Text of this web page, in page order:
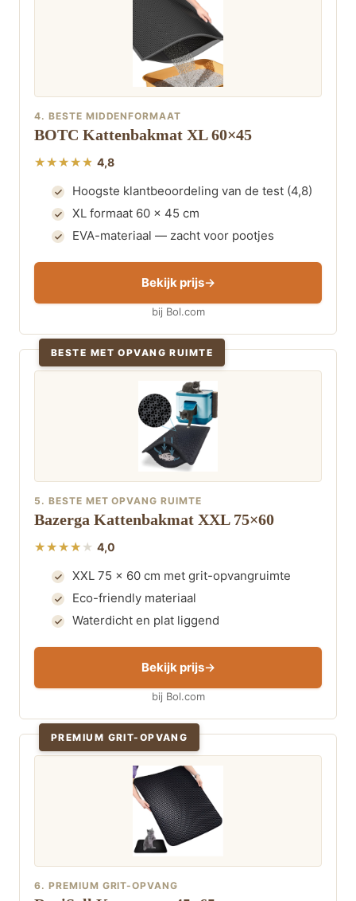
4. BESTE MIDDENFORMAAT
BOTC Kattenbakmat XL 60×45
4,8
Hoogste klantbeoordeling van de test (4,8)
XL formaat 60 x 45 cm
EVA-materiaal — zacht voor pootjes
Bekijk prijs
bij Bol.com
BESTE MET OPVANG RUIMTE
5. BESTE MET OPVANG RUIMTE
Bazerga Kattenbakmat XXL 75×60
4,0
XXL 75 x 60 cm met grit-opvangruimte
Eco-friendly materiaal
Waterdicht en plat liggend
Bekijk prijs
bij Bol.com
PREMIUM GRIT-OPVANG
6. PREMIUM GRIT-OPVANG